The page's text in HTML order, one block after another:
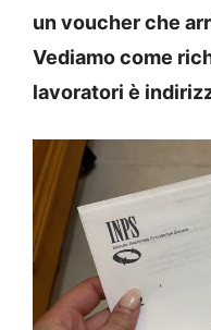
un voucher che
Vediamo come
lavoratori è